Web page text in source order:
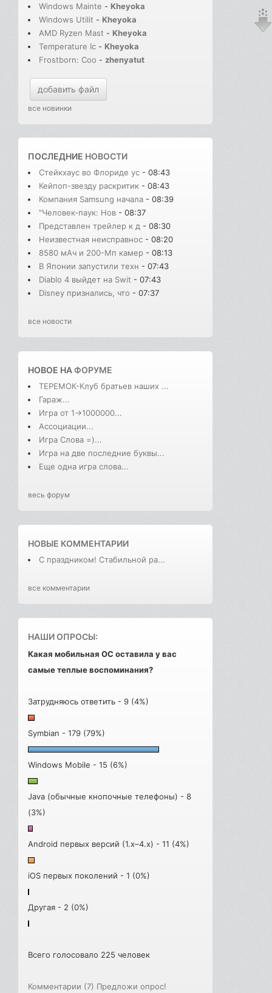
Windows Mainte - Kheyoka
Windows Utilit - Kheyoka
AMD Ryzen Mast - Kheyoka
Temperature Ic - Kheyoka
Frostborn: Coo - zhenyatut
добавить файл
все новинки
ПОСЛЕДНИЕ НОВОСТИ
Стейкхаус во Флориде ус - 08:43
Кейпоп-звезду раскритик - 08:43
Компания Samsung начала - 08:39
"Человек-паук: Нов - 08:37
Представлен трейлер к д - 08:30
Неизвестная неисправнос - 08:20
8580 мАч и 200-Мп камер - 08:13
В Японии запустили техн - 07:43
Diablo 4 выйдет на Swit - 07:43
Disney признались, что - 07:37
все новости
НОВОЕ НАФОРУМЕ
ТЕРЕМОК-Клуб братьев наших ...
Гараж...
Игра от 1->1000000...
Ассоциации...
Игра Слова =)...
Игра на две последние буквы...
Еще одна игра слова...
весь форум
НОВЫЕ КОММЕНТАРИИ
С праздником! Стабильной ра...
все комментарии
НАШИ ОПРОСЫ:
Какая мобильная ОС оставила у вас
самые теплые воспоминания?
Затрудняюсь ответить - 9 (4%)
Symbian - 179 (79%)
Windows Mobile - 15 (6%)
Java (обычные кнопочные телефоны) - 8
(3%)
Android первых версий (1.x–4.x) - 11 (4%)
iOS первых поколений - 1 (0%)
Другая - 2 (0%)
Всего голосовало 225 человек
Комментарии (7) Предложи опрос!